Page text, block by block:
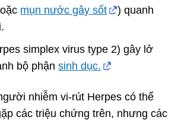
mụn nước gây sốt
) quanh
simplex virus type 2) gây lở
bộ phậnsinh dục.
nhiễm vi-rút Herpes có thể
các triệu chứng trên, nhưng các